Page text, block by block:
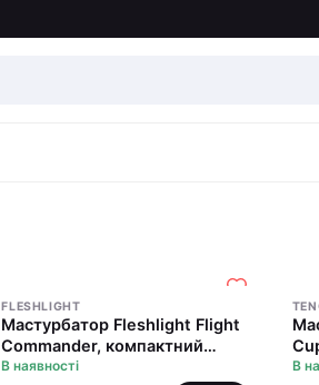
FLESHLIGHT
Мастурбатор Fleshlight Flight
Commander, компактний
розмір
В наявності В